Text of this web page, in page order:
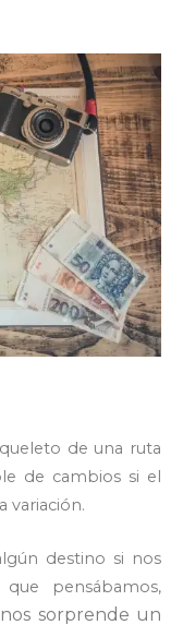
de una ruta
de cambios si el
variación.
destino si nos
pensábamos,
sorprende un